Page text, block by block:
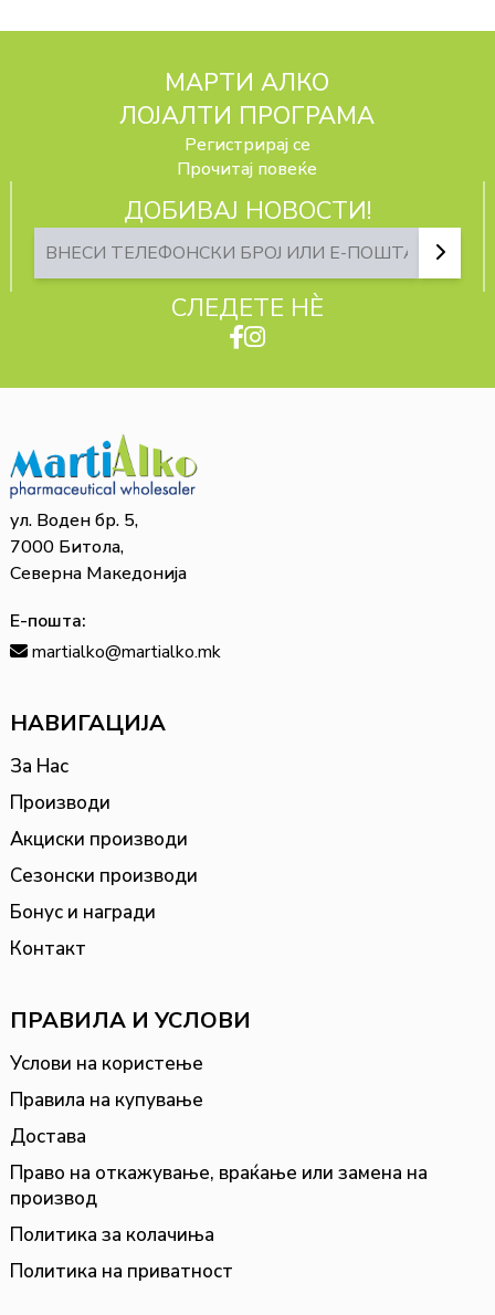
МАРТИ АЛКО
ЛОЈАЛТИ ПРОГРАМА
Регистрирај се
Прочитај повеќе
ДОБИВАЈ НОВОСТИ!
СЛЕДЕТЕ НЀ
ул. Воден бр. 5,
7000 Битола,
Северна Македонија
Е-пошта:
martialko@martialko.mk
НАВИГАЦИЈА
За Нас
Производи
Акциски производи
Сезонски производи
Бонус и награди
Контакт
ПРАВИЛА И УСЛОВИ
Услови на користење
Правила на купување
Достава
Право на откажување, враќање или замена на
производ
Политика за колачиња
Политика на приватност